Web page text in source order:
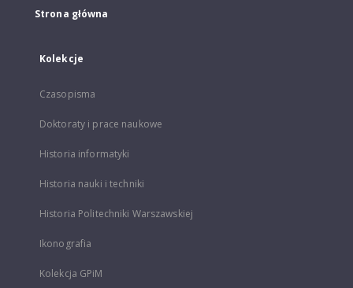
Strona główna
Kolekcje
Czasopisma
Doktoraty i prace naukowe
Historia informatyki
Historia nauki i techniki
Historia Politechniki Warszawskiej
Ikonografia
Kolekcja GPiM